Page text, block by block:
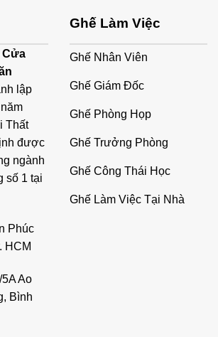
Cửa
lập
Thất
được
ngành
số 1 tại
Phúc
HCM
Ao
Bình
Ghế Làm Việc
Ghế Nhân Viên
Ghế Giám Đốc
Ghế Phòng Họp
Ghế Trưởng Phòng
Ghế Công Thái Học
Ghế Làm Việc Tại Nhà